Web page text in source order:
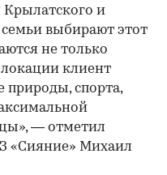
Крылатского и
выбирают этот
не только
клиент
природы, спорта,
— отметил
«Сияние» Михаил